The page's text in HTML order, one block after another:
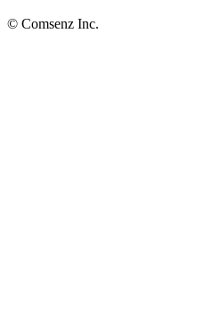
© Comsenz Inc.